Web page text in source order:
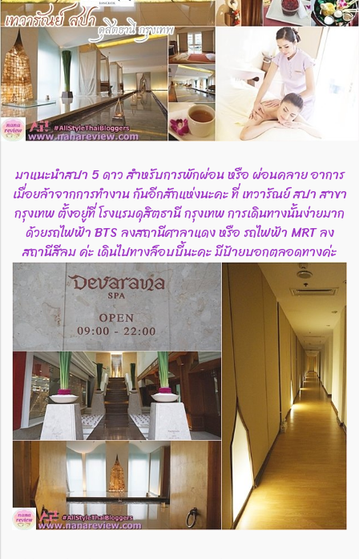
มาแนะนำสปา 5 ดาว สำหรับการพักผ่อน หรือ ผ่อนคลาย อาการ
เมื่อยล้าจากการทำงาน กันอีกสักแห่งนะคะ ที่ เทวารัณย์ สปา สาขา
กรุงเทพ ตั้งอยู่ที่ โรงแรมดุสิตธานี กรุงเทพ การเดินทางนั้นง่ายมาก
ด้วยรถไฟฟ้า BTS ลงสถานีศาลาแดง หรือ รถไฟฟ้า MRT ลง
สถานีสีลม ค่ะ เดินไปทางล็อบบี้นะคะ มีป้ายบอกตลอดทางค่ะ